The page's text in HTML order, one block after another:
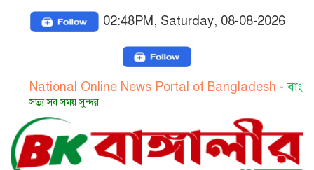
02:48PM, Saturday, 08-08-2026
Online News Portal of Bangladesh-বাংলাদেশের
সময় সুন্দর